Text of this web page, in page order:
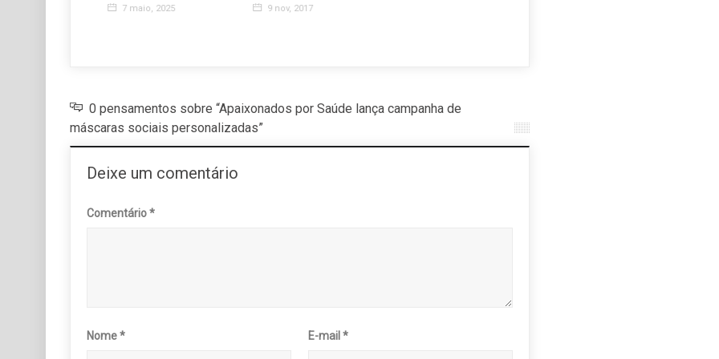
7 maio, 2025 9 nov, 2017
0 pensamentos sobre “Apaixonados por Saúde lança campanha de
máscaras sociais personalizadas”
Deixe um comentário
Comentário*
Nome* E-mail*